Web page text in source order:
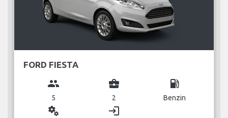
FORD FIESTA
group
5
business_center
2
local_gas_station
Benzin
miscellaneous_services login